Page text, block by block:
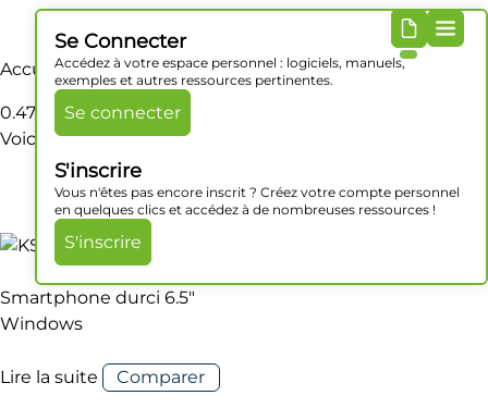
Se Connecter
Accédez à votre espace personnel : logiciels, manuels,
exemples et autres ressources pertinentes.
Se connecter
S'inscrire
Vous n'êtes pas encore inscrit ? Créez votre compte personnel
en quelques clics et accédez à de nombreuses ressources !
S'inscrire
Accueil/ Produit Poids / 0.47 Kg
0.47 Kg
Voici le seul résultat
Smartphone durci 6.5″
Windows
Lire la suite Comparer